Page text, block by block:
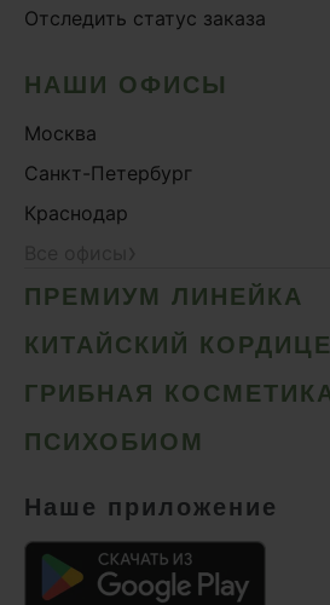
Отследить статус заказа
НАШИ ОФИСЫ
Москва
Санкт-Петербург
Краснодар
ПРЕМИУМ ЛИНЕЙКА
КИТАЙСКИЙ
ГРИБНАЯ
ПСИХОБИОМ
Наше приложение